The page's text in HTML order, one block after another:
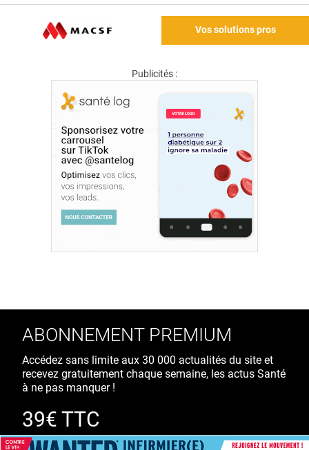
Vos solutions pros
Publicités :
ABONNEMENT PREMIUM
Accédez sans limite aux 30 000 actualités du site et
recevez gratuitement chaque semaine, les actus Santé
à ne pas manquer !
39€ TTC
/ an